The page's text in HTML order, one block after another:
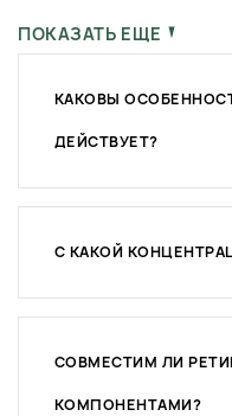
КАКОВЫ
ДЕЙСТВУЕТ?
С КАКОЙ
СОВМЕСТИМ ЛИ
КОМПОНЕНТАМИ?
ПОКАЗАТЬ ЕЩЕ